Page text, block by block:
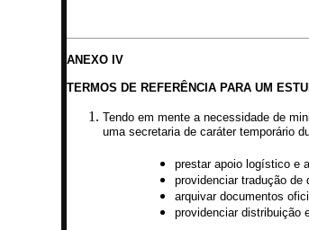
ANEXO IV
TERMOS DE REFERÊNCIA PARA UM
Tendo em mente a necessidade de
uma secretaria de caráter temporário
prestar apoio logístico e
providenciar tradução de
arquivar documentos
providenciar distribuição